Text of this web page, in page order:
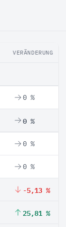
VERÄNDERUNG
0 %
0 %
0 %
0 %
-5,13 %
25,81 %